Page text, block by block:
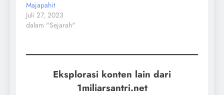
Majapahit
Juli 27, 2023
dalam "Sejarah"
Eksplorasi konten lain dari
1miliarsantri.net